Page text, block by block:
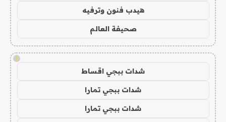
هيدب فنون وترفيه
صحيفة العالم
!
شدات ببجي اقساط
شدات ببجي تمارا
شدات ببجي تمارا